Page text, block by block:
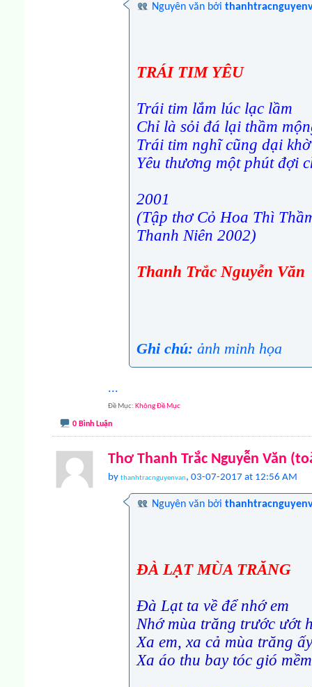
Nguyên văn bởi
TRÁI TIM YÊU
Trái tim lắm lúc lạc lầm
Chỉ là sỏi đá lại thầm
Trái tim nghĩ cũng dại khờ
Yêu thương một phút đợi
2001
(Tập thơ Cỏ Hoa Thì
Thanh Niên 2002)
Thanh Trắc Nguyễn Văn
Ghi chú: ảnh minh họa
...
Đề Mục Không Đề Mục
0 Bình Luận
Thơ Thanh Trắc Nguyễn Văn
by thanhtracnguyenvan, 03-07-2017 at 12:56 AM
Nguyên văn bởi
ĐÀ LẠT MÙA TRĂNG
Đà Lạt ta về để nhớ em
Nhớ mùa trăng trước ướt
Xa em, xa cả mùa trăng ấy
Xa áo thu bay tóc gió